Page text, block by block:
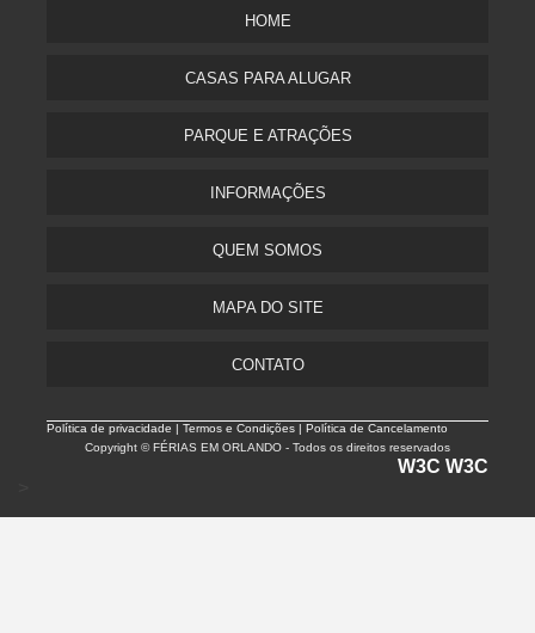
HOME
CASAS PARA ALUGAR
PARQUE E ATRAÇÕES
INFORMAÇÕES
QUEM SOMOS
MAPA DO SITE
CONTATO
Política de privacidade |Termos e Condições | Política de Cancelamento
Copyright © FÉRIAS EM ORLANDO - Todos os direitos reservados
W3C W3C